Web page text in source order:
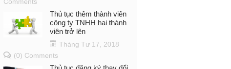
Thủ tục thêm thành viên
công ty TNHH hai thành
viên trở lên
Tháng Tư 17, 2018
(0) Comments